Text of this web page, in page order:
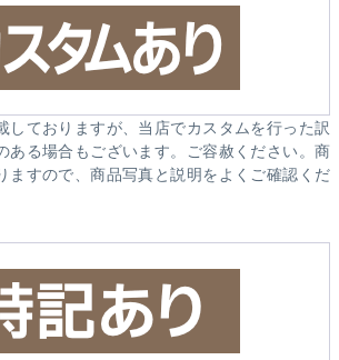
しておりますが、当店でカスタムを行った訳
ある場合もございます。ご容赦ください。商
ますので、商品写真と説明をよくご確認くだ